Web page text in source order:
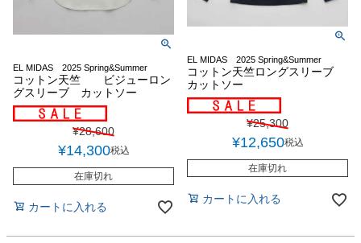
EL MIDAS 2025 Spring&Summer
コットン天竺 ビジューロン
グスリーブ カットソー
¥28,600
¥14,300税込
在庫切れ
カートに入れる
EL MIDAS 2025 Spring&Summer
コットン天竺ロングスリーブ
カットソー
¥25,300
¥12,650税込
在庫切れ
カートに入れる